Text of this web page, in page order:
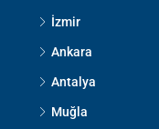
İzmir
Ankara
Antalya
Muğla